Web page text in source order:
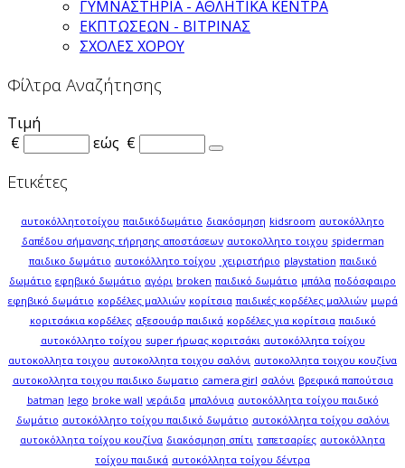
ΓΥΜΝΑΣΤΗΡΙΑ - ΑΘΛΗΤΙΚΑ ΚΕΝΤΡΑ
ΕΚΠΤΩΣΕΩΝ - ΒΙΤΡΙΝΑΣ
ΣΧΟΛΕΣ ΧΟΡΟΥ
Φίλτρα Αναζήτησης
Τιμή
€
εώς €
Ετικέτες
αυτοκόλλητοτοίχου παιδικόδωμάτιο διακόσμηση kidsroom αυτοκόλλητο
δαπέδου σήμανσης τήρησης αποστάσεων αυτοκολλητο τοιχου spiderman
παιδικο δωμάτιο αυτοκόλλητο τοίχου χειριστήριο playstation παιδικό
δωμάτιο εφηβικό δωμάτιο αγόρι broken παιδικό δωμάτιο μπάλα ποδόσφαιρο
εφηβικό δωμάτιο κορδέλες μαλλιών κορίτσια παιδικές κορδέλες μαλλιών μωρά
κοριτσάκια κορδέλες αξεσουάρ παιδικά κορδέλες για κορίτσια παιδικό
αυτοκόλλητο τοίχου super ήρωας κοριτσάκι αυτοκόλλητα τοίχου
αυτοκολλητα τοιχου αυτοκολλητα τοιχου σαλόνι αυτοκολλητα τοιχου κουζίνα
αυτοκολλητα τοιχου παιδικο δωματιο camera girl σαλόνι βρεφικά παπούτσια
batman lego broke wall νεράιδα μπαλόνια αυτοκόλλητα τοίχου παιδικό
δωμάτιο αυτοκόλλητο τοίχου παιδικό δωμάτιο αυτοκόλλητα τοίχου σαλόνι
αυτοκόλλητα τοίχου κουζίνα διακόσμηση σπίτι ταπετσαρίες αυτοκόλλητα
τοίχου παιδικά αυτοκόλλητα τοίχου δέντρα